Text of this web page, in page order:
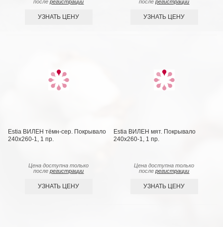
послерегистрации
УЗНАТЬ ЦЕНУ
послерегистрации
УЗНАТЬ ЦЕНУ
Estia ВИЛЕН тёмн-сер. Покрывало
240х260-1, 1 пр.
Цена доступна только
послерегистрации
УЗНАТЬ ЦЕНУ
Estia ВИЛЕН мят. Покрывало
240х260-1, 1 пр.
Цена доступна только
послерегистрации
УЗНАТЬ ЦЕНУ